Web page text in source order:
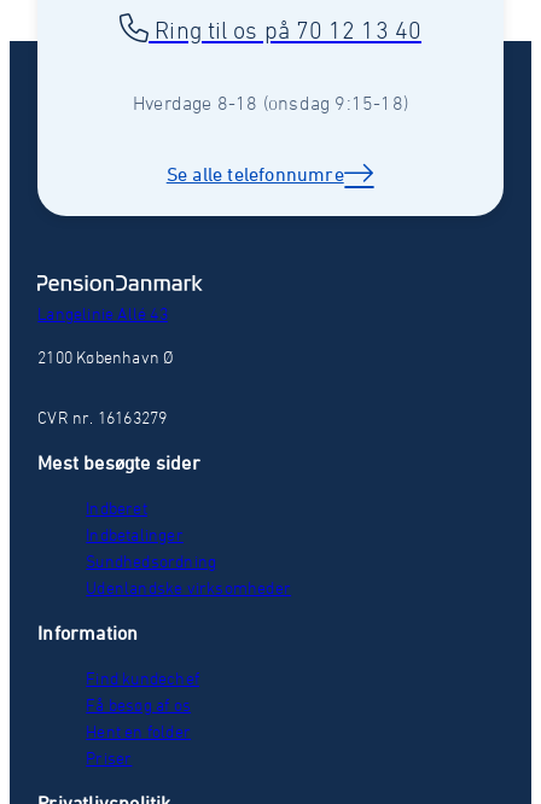
Ring til os på 70 12 13 40
Hverdage 8-18 (onsdag 9:15-18)
Se alle telefonnumre
Langelinie Allé 43
2100 København Ø
CVR nr. 16163279
Mest besøgte sider
Indberet
Indbetalinger
Sundhedsordning
Udenlandske virksomheder
Information
Find kundechef
Få besøg af os
Hent en folder
Priser